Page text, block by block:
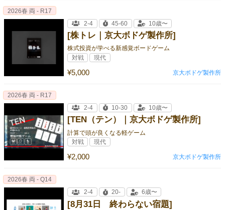
[株トレ｜京大ボドゲ製作所]
株式投資が学べる新感覚ボードゲーム
¥5,000
2026春 両 - R17
2-4
45-60 10歳〜
対戦 現代
京大ボドゲ製作所
[TEN（テン）｜京大ボドゲ製作所]
計算で頭が良くなる軽ゲーム
¥2,000
2026春 両 - R17
2-4
10-30 10歳〜
対戦 現代
京大ボドゲ製作所
[8月31日 終わらない宿題]
2026春 両 - Q14
2-4
20- 6歳〜